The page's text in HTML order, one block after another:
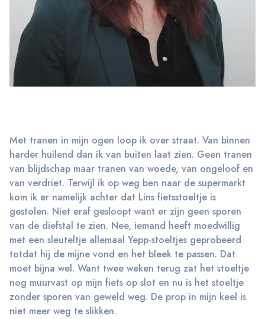
Met tranen in mijn ogen loop ik over straat. Van binnen
harder huilend dan ik van buiten laat zien. Geen tranen
van blijdschap maar tranen van woede, van ongeloof en
van verdriet. Terwijl ik op weg ben naar de supermarkt
kom ik er namelijk achter dat Lins fietsstoeltje is
gestolen. Niet eraf gesloopt want er zijn geen sporen
van de diefstal te zien. Nee, iemand heeft moedwillig
met een sleuteltje allemaal Yepp-stoeltjes geprobeerd
totdat hij de mijne vond en het bleek te passen. Dat
moet bijna wel. Want twee weken terug zat het stoeltje
nog muurvast op mijn fiets op slot en nu is het stoeltje
zonder sporen van geweld weg. De prop in mijn keel is
niet meer weg te slikken.